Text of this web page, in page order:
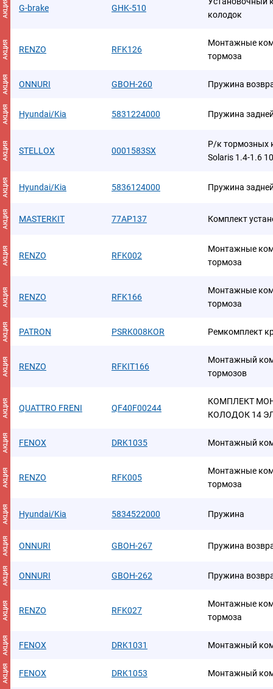
АКЦИЯ G-brake GHK-510
колодок
АКЦИЯ RENZO RFK126
Монтажные
тормоза
АКЦИЯ ONNURI GBOH-260 Пружина
АКЦИЯ Hyundai/Kia 5831224000 Пружина
АКЦИЯ STELLOX 0001583SX
Р/к тормозных
Solaris 1.4-1.6
АКЦИЯ Hyundai/Kia 5836124000 Пружина
АКЦИЯ MASTERKIT 77AP137 Комплект
АКЦИЯ RENZO RFK002
Монтажные
тормоза
АКЦИЯ RENZO RFK166
Монтажные
тормоза
АКЦИЯ PATRON PSRK008KOR Ремкомплект
АКЦИЯ RENZO RFKIT166
Монтажный
тормозов
АКЦИЯ QUATTRO FRENI QF40F00244
КОМПЛЕКТ
КОЛОДОК 14
АКЦИЯ FENOX DRK1035 Монтажный
АКЦИЯ RENZO RFK005
Монтажные
тормоза
АКЦИЯ Hyundai/Kia 5834522000 Пружина
АКЦИЯ ONNURI GBOH-267 Пружина
АКЦИЯ ONNURI GBOH-262 Пружина
АКЦИЯ RENZO RFK027
Монтажные
тормоза
АКЦИЯ FENOX DRK1031 Монтажный
АКЦИЯ FENOX DRK1053 Монтажный